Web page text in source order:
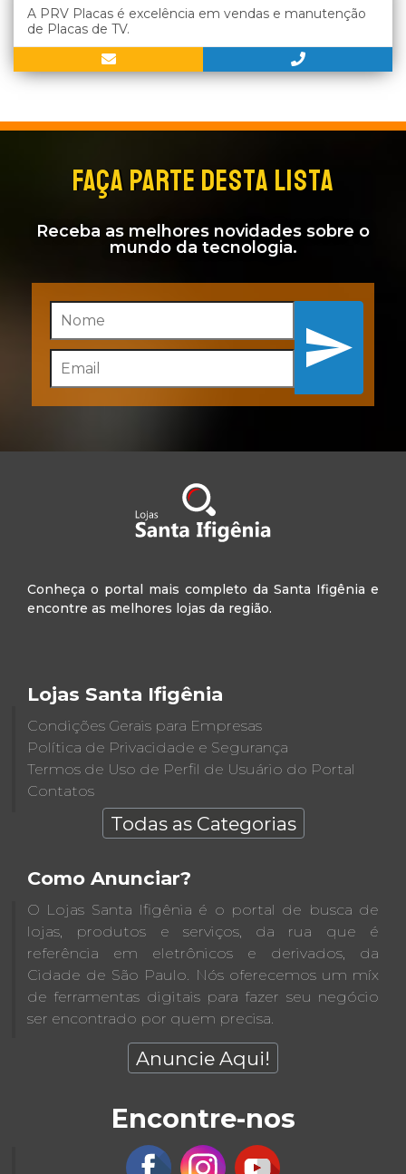
A PRV Placas é excelência em vendas e manutenção
de Placas de TV.
FAÇA PARTE DESTA LISTA
Receba as melhores novidades sobre o
mundo da tecnologia.
Inscreva-se
Conheça o portal mais completo da Santa Ifigênia e
encontre as melhores lojas da região.
Lojas Santa Ifigênia
Condições Gerais para Empresas
Política de Privacidade e Segurança
Termos de Uso de Perfil de Usuário do Portal
Contatos
Todas as Categorias
Como Anunciar?
O Lojas Santa Ifigênia é o portal de busca de
lojas, produtos e serviços, da rua que é
referência em eletrônicos e derivados, da
Cidade de São Paulo. Nós oferecemos um míx
de ferramentas digitais para fazer seu negócio
ser encontrado por quem precisa.
Anuncie Aqui!
Encontre-nos